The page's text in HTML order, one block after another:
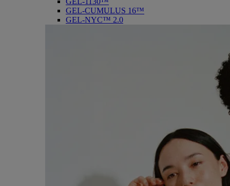
GEL-CUMULUS 16™
GEL-NYC™ 2.0